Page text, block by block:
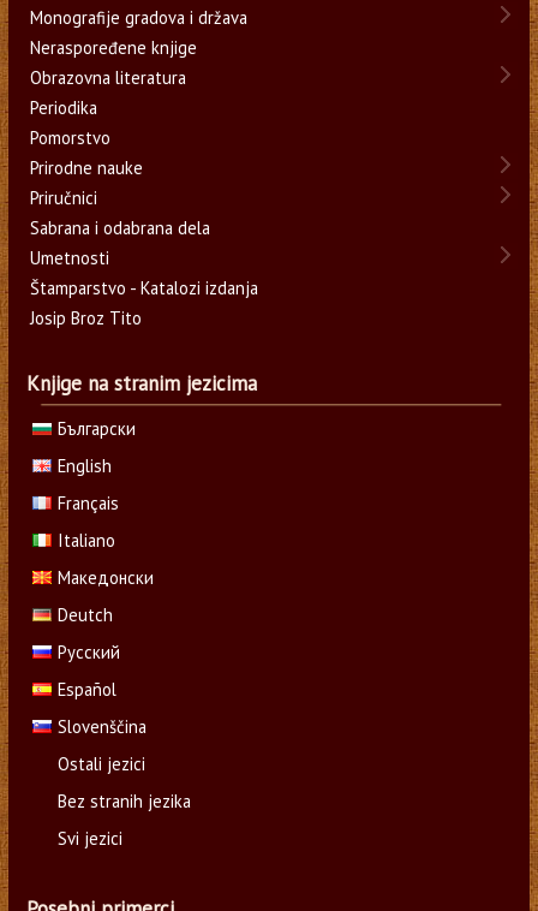
Monografije gradova i država
Neraspoređene knjige
Obrazovna literatura
Periodika
Pomorstvo
Prirodne nauke
Priručnici
Sabrana i odabrana dela
Umetnosti
Štamparstvo - Katalozi izdanja
Josip Broz Tito
Knjige na stranim jezicima
Български
English
Français
Italiano
Македонски
Deutch
Русский
Español
Slovenščina
Ostali jezici
Bez stranih jezika
Svi jezici